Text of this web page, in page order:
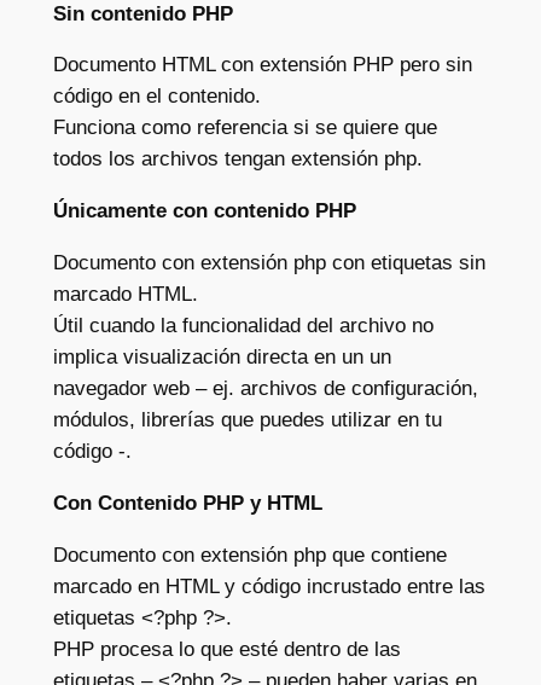
Sin contenido PHP
Documento HTML con extensión PHP pero sin
código en el contenido.
Funciona como referencia si se quiere que
todos los archivos tengan extensión php.
Únicamente con contenido PHP
Documento con extensión php con etiquetas sin
marcado HTML.
Útil cuando la funcionalidad del archivo no
implica visualización directa en un un
navegador web – ej. archivos de configuración,
módulos, librerías que puedes utilizar en tu
código -.
Con Contenido PHP y HTML
Documento con extensión php que contiene
marcado en HTML y código incrustado entre las
etiquetas <?php ?>.
PHP procesa lo que esté dentro de las
etiquetas – <?php ?> – pueden haber varias en